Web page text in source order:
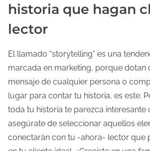
historia que hagan
lector
El llamado “storytelling” es una
marcada en marketing, porque dotan
mensaje de cualquier persona o
lugar para contar tu historia, es este.
toda tu historia te parezca interesante
asegúrate de seleccionar aquellos
conectarán con tu -ahora- lector que